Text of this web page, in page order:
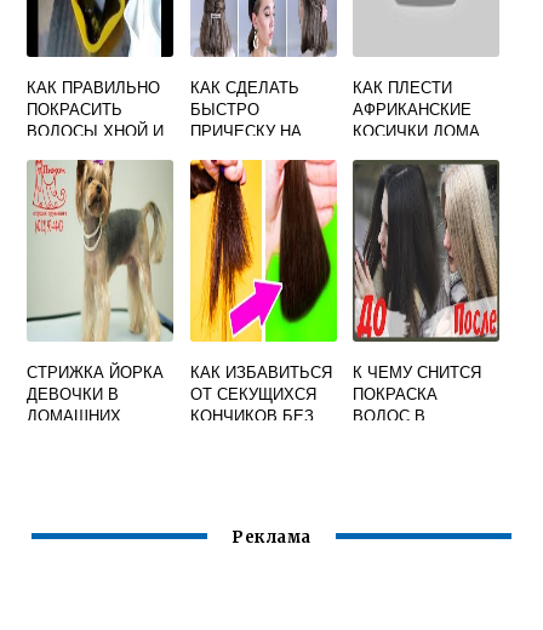
КАК ПРАВИЛЬНО
ПОКРАСИТЬ
ВОЛОСЫ ХНОЙ И
ВОЛОС
КАК СДЕЛАТЬ
БЫСТРО
ПРИЧЕСКУ НА
ВОЛОСЫ
КАК ПЛЕСТИ
АФРИКАНСКИЕ
КОСИЧКИ ДОМА
СТРИЖКА ЙОРКА
ДЕВОЧКИ В
ДОМАШНИХ
КАК ИЗБАВИТЬСЯ
ОТ СЕКУЩИХСЯ
КОНЧИКОВ БЕЗ
К ЧЕМУ СНИТСЯ
ПОКРАСКА
ВОЛОС В
Реклама